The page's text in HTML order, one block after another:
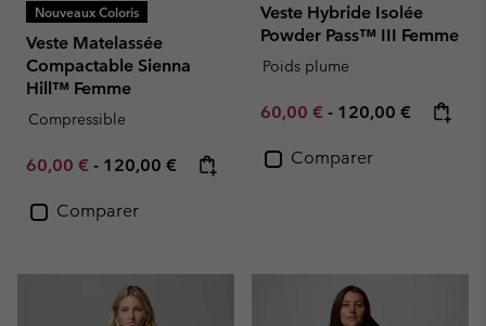
Nouveaux Coloris
Veste Matelassée
Compactable Sienna
Hill™ Femme
Compressible
Minimum sale price:
60,00 € - Maximum price:
120,00 €
Comparer
Veste Hybride Isolée
Powder Pass™ III Femme
Poids plume
Minimum sale price:
60,00 € - Maximum price:
120,00 €
Comparer